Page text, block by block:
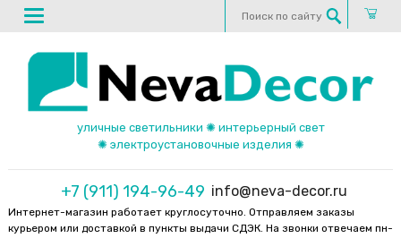
уличные светильники ✺ интерьерный свет
✺ электроустановочные изделия ✺
+7 (911) 194-96-49 info@neva-decor.ru
Интернет-магазин работает круглосуточно. Отправляем заказы
курьером или доставкой в пункты выдачи СДЭК. На звонки отвечаем пн-